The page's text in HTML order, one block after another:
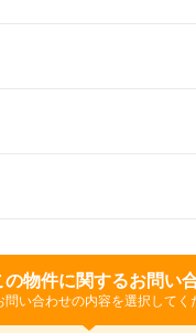
の物件に関するお問い
問い合わせの内容を選択してく